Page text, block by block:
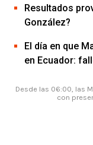
Resultados
González?
El día en que
en Ecuador:
Desde las 06:00, las
con